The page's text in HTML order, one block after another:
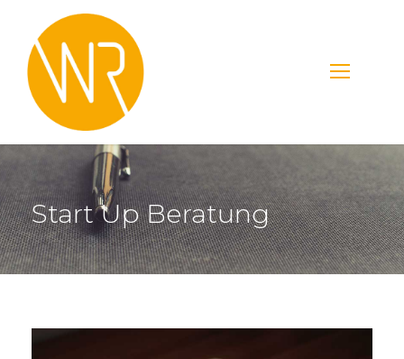
Start Up Beratung